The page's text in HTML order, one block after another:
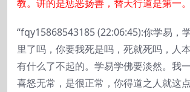
教。讲的是惩恶扬善，替天行道是第一。
“fqy15868543185 (22:06:45):你学易，
里了吗，你要我死是吗，死就死吗，人本
有什么了不起的。学易学佛要淡然。我
喜怒无常，是很正常，你得道之人就这